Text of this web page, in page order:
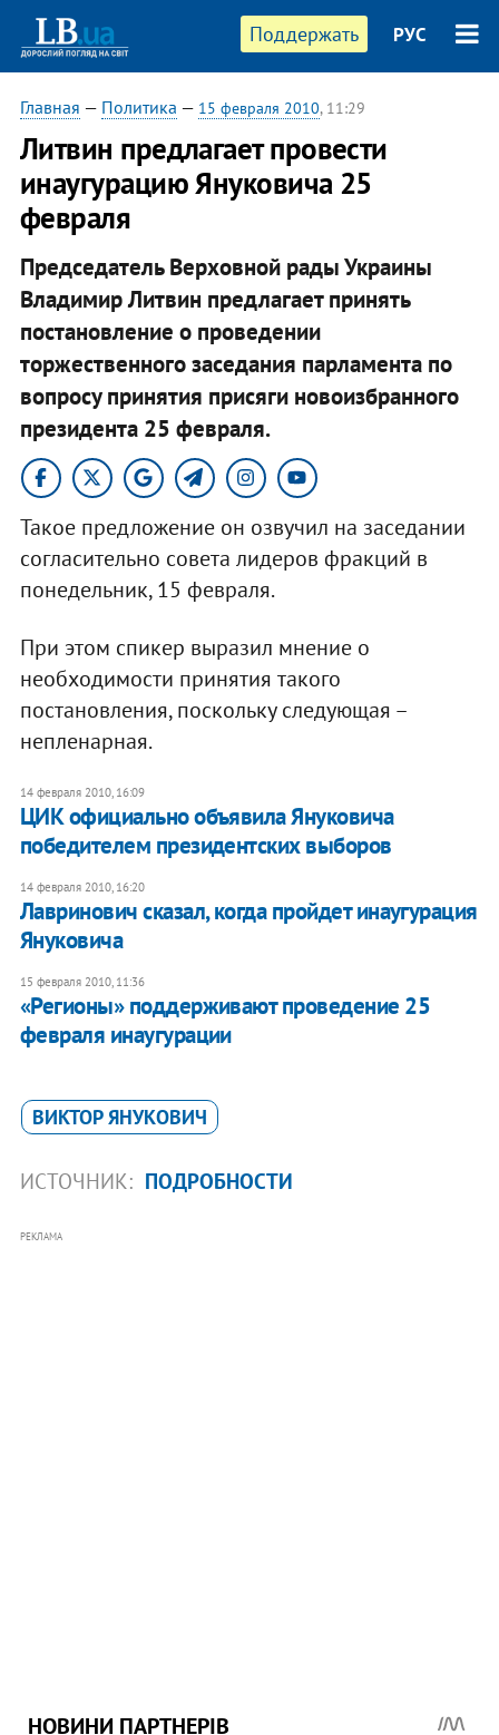
Поддержать РУС
Главная — Политика — 15 февраля 2010, 11:29
Литвин предлагает провести
инаугурацию Януковича 25
февраля
Председатель Верховной рады Украины
Владимир Литвин предлагает принять
постановление о проведении
торжественного заседания парламента по
вопросу принятия присяги новоизбранного
президента 25 февраля.
Такое предложение он озвучил на заседании
согласительно совета лидеров фракций в
понедельник, 15 февраля.
При этом спикер выразил мнение о
необходимости принятия такого
постановления, поскольку следующая –
непленарная.
14 февраля 2010, 16:09
ЦИК официально объявила Януковича
победителем президентских выборов
14 февраля 2010, 16:20
Лавринович сказал, когда пройдет инаугурация
Януковича
15 февраля 2010, 11:36
«Регионы» поддерживают проведение 25
февраля инаугурации
ВИКТОР ЯНУКОВИЧ
ИСТОЧНИК: ПОДРОБНОСТИ
РЕКЛАМА